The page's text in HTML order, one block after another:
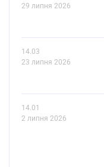
29 липня 2026
14.03
23 липня 2026
14.01
2 липня 2026